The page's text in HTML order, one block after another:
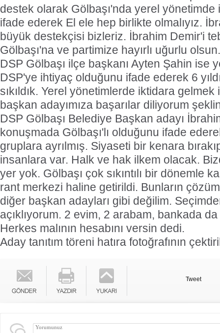
destek olarak Gölbaşı'nda yerel yönetimde
ifade ederek El ele hep birlikte olmalıyız.
büyük destekçisi bizleriz. İbrahim Demir'i
Gölbaşı'na ve partimize hayırlı uğurlu
DSP Gölbaşı ilçe başkanı Ayten Şahin ise
DSP'ye ihtiyaç olduğunu ifade ederek 6
sıkıldık. Yerel yönetimlerde iktidara
başkan adayımıza başarılar diliyorum
DSP Gölbaşı Belediye Başkan adayı
konuşmada Gölbaşı'lı olduğunu ifade
gruplara ayrılmış. Siyaseti bir kenara
insanlara var. Halk ve hak ilkem olacak.
yer yok. Gölbaşı çok sıkıntılı bir dönemle
rant merkezi haline getirildi. Bunların
diğer başkan adayları gibi değilim.
açıklıyorum. 2 evim, 2 arabam, bankada
Herkes malının hesabını versin dedi.
Aday tanıtım töreni hatıra fotoğrafının
Tweet